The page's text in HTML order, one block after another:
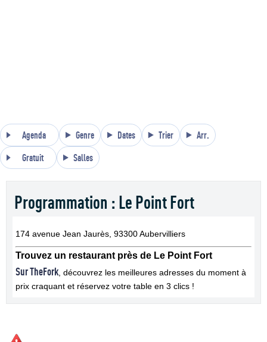
Agenda Genre Dates Trier Arr.
Gratuit Salles
Programmation : Le Point Fort
174 avenue Jean Jaurès, 93300 Aubervilliers
Trouvez un restaurant près de Le Point Fort
Sur TheFork , découvrez les meilleures adresses du moment à
prix craquant et réservez votre table en 3 clics !